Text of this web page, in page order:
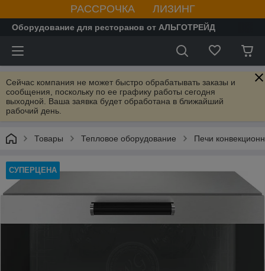
РАССРОЧКА ЛИЗИНГ
Оборудование для ресторанов от АЛЬГОТРЕЙД
Сейчас компания не может быстро обрабатывать заказы и
сообщения, поскольку по ее графику работы сегодня
выходной. Ваша заявка будет обработана в ближайший
рабочий день.
Товары Тепловое оборудование Печи
СУПЕРЦЕНА